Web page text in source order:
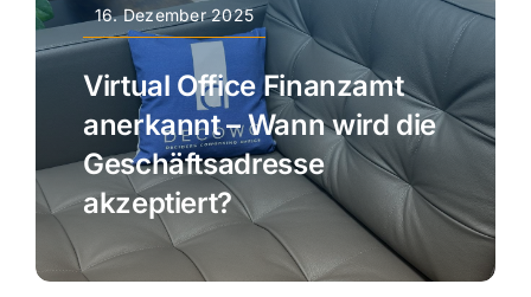
16. Dezember 2025
Virtual Office Finanzamt
anerkannt – Wann wird die
Geschäftsadresse
akzeptiert?